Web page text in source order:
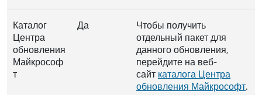
Каталог
Центра
обновления
Майкрософ
т
Да
Чтобы получить
отдельный пакет для
данного обновления,
перейдите на веб-
сайт каталога Центра
обновления Майкрософт.